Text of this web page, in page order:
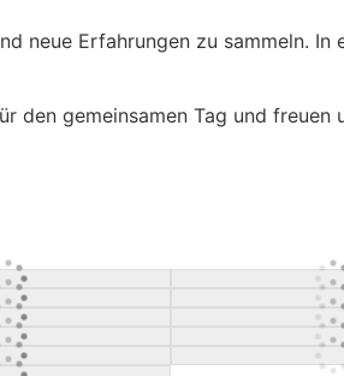
neue Erfahrungen zu sammeln. In
den gemeinsamen Tag und freuen